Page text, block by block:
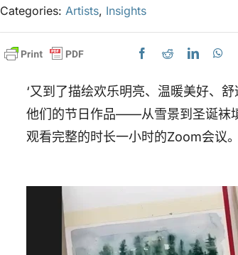
Categories:Artists, Insights
‘又到了描绘欢乐明亮、温暖美好、
他们的节日作品——从雪景到圣诞袜
观看完整的时长一小时的Zoom会议